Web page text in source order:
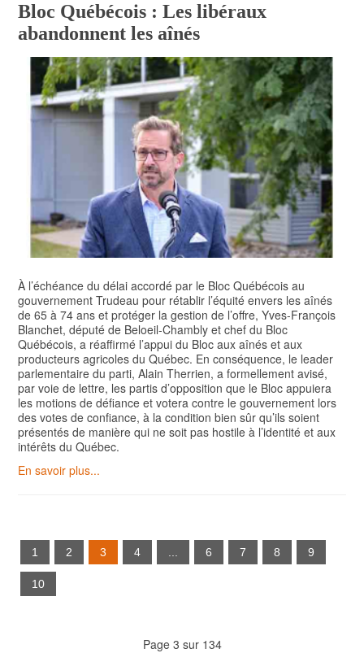
Bloc Québécois : Les libéraux
abandonnent les aînés
À l’échéance du délai accordé par le Bloc Québécois au
gouvernement Trudeau pour rétablir l’équité envers les aînés
de 65 à 74 ans et protéger la gestion de l’offre, Yves-François
Blanchet, député de Beloeil-Chambly et chef du Bloc
Québécois, a réaffirmé l’appui du Bloc aux aînés et aux
producteurs agricoles du Québec. En conséquence, le leader
parlementaire du parti, Alain Therrien, a formellement avisé,
par voie de lettre, les partis d’opposition que le Bloc appuiera
les motions de défiance et votera contre le gouvernement lors
des votes de confiance, à la condition bien sûr qu’ils soient
présentés de manière qui ne soit pas hostile à l’identité et aux
intérêts du Québec.
En savoir plus...
1 2 3 4 6 7 8 9
10
Page 3 sur 134